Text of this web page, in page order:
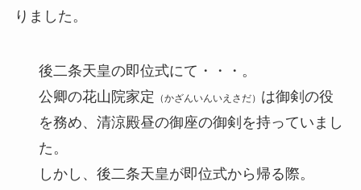
りました。
後二条天皇の即位式にて・・・。
公卿の花山院家定
（かざんいんいえさだ） は御剣の役
を務め、清涼殿昼の御座の御剣を持っていまし
た。
しかし、後二条天皇が即位式から帰る際。